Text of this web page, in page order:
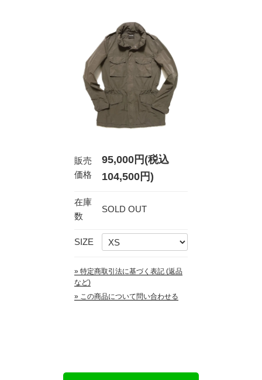
販売
価格
95,000円(税込
104,500円)
在庫
数
SOLD OUT
SIZE
» 特定商取引法に基づく表記 (返品
など)
» この商品について問い合わせる